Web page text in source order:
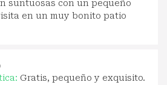
suntuosas con un pequeño
en un muy bonito patio
Gratis, pequeño y exquisito.